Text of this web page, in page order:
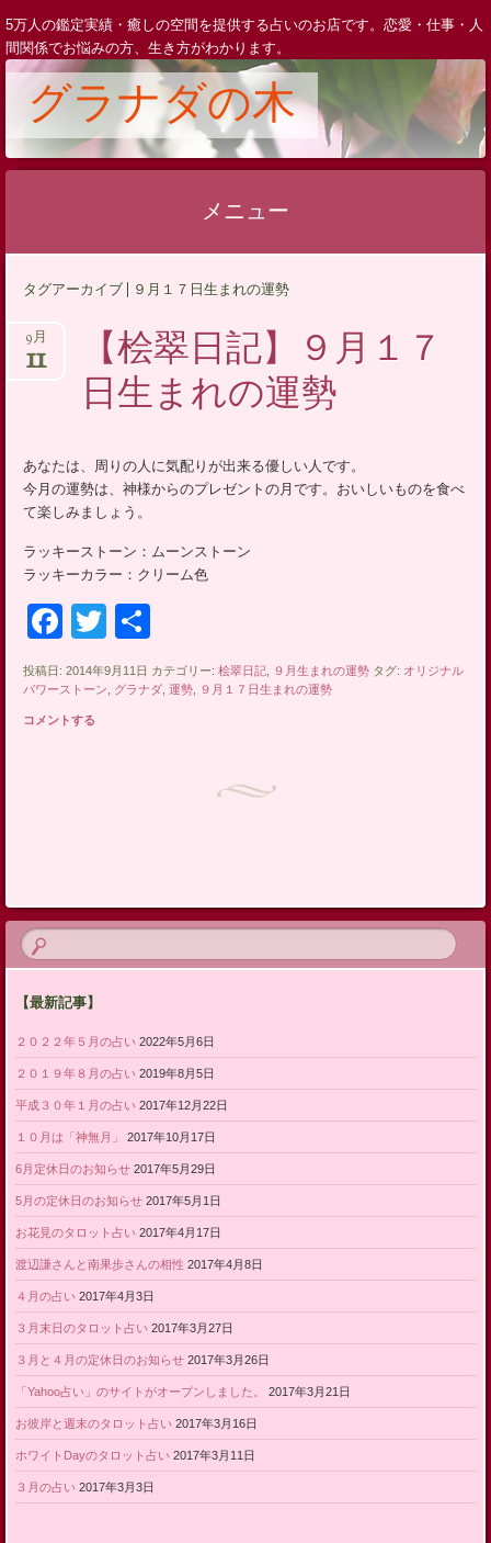
5万人の鑑定実績・癒しの空間を提供する占いのお店です。恋愛・仕事・人
間関係でお悩みの方、生き方がわかります。
グラナダの木
メニュー
ン
キ
タグアーカイブ | ９月１７日生まれの運勢
【桧翠日記】９月１７
日生まれの運勢
9月
11
あなたは、周りの人に気配りが出来る優しい人です。
今月の運勢は、神様からのプレゼントの月です。おいしいものを食べ
て楽しみましょう。
ラッキーストーン：ムーンストーン
ラッキーカラー：クリーム色
Facebook
Twitter
有
投稿日: 2014年9月11日 カテゴリー:桧翠日記 ９月生まれの運勢 タグ: オリジナル
パワーストーン
グラナダ ,運勢 ９月１７日生まれの運勢
コメントする
【最新記事】
２０２２年５月の占い 2022年5月6日
２０１９年８月の占い 2019年8月5日
平成３０年１月の占い 2017年12月22日
１０月は「神無月」 2017年10月17日
6月定休日のお知らせ 2017年5月29日
5月の定休日のお知らせ 2017年5月1日
お花見のタロット占い 2017年4月17日
渡辺謙さんと南果歩さんの相性 2017年4月8日
４月の占い 2017年4月3日
３月末日のタロット占い 2017年3月27日
３月と４月の定休日のお知らせ 2017年3月26日
「Yahoo占い」のサイトがオープンしました。 2017年3月21日
お彼岸と週末のタロット占い 2017年3月16日
ホワイトDayのタロット占い 2017年3月11日
３月の占い 2017年3月3日